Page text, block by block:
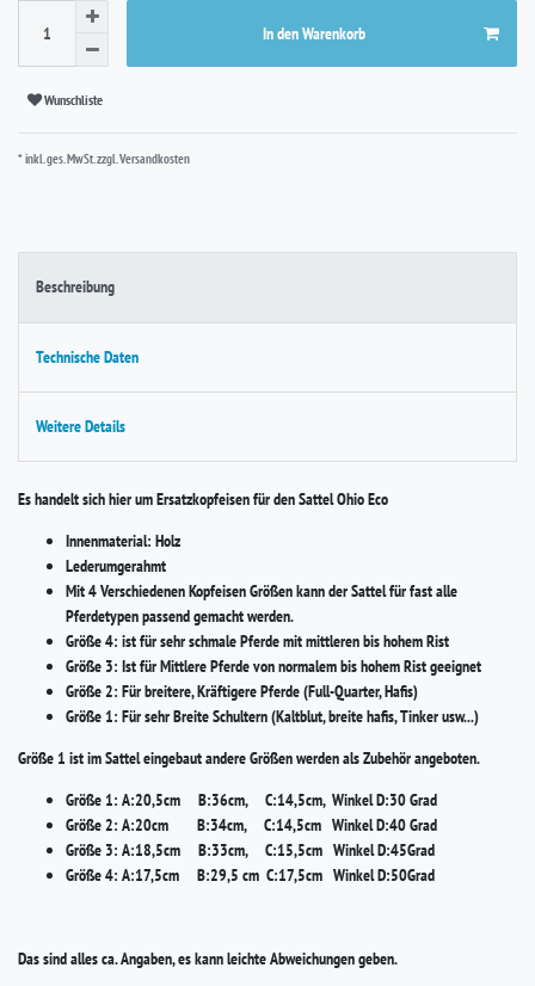
In den Warenkorb
Wunschliste
* inkl. ges. MwSt. zzgl.Versandkosten
Beschreibung
Technische Daten
Weitere Details
Es handelt sich hier um Ersatzkopfeisen für den Sattel Ohio Eco
Innenmaterial: Holz
Lederumgerahmt
Mit 4 Verschiedenen Kopfeisen Größen kann der Sattel für fast alle
Pferdetypen passend gemacht werden.
Größe 4: ist für sehr schmale Pferde mit mittleren bis hohem Rist
Größe 3: Ist für Mittlere Pferde von normalem bis hohem Rist geeignet
Größe 2: Für breitere, Kräftigere Pferde (Full-Quarter, Hafis)
Größe 1: Für sehr Breite Schultern (Kaltblut, breite hafis, Tinker usw...)
Größe 1 ist im Sattel eingebaut andere Größen werden als Zubehör angeboten.
Größe 1: A:20,5cm B:36cm, C:14,5cm, Winkel D:30 Grad
Größe 2: A:20cm B:34cm, C:14,5cm Winkel D:40 Grad
Größe 3: A:18,5cm B:33cm, C:15,5cm Winkel D:45Grad
Größe 4: A:17,5cm B:29,5 cm C:17,5cm Winkel D:50Grad
Das sind alles ca. Angaben, es kann leichte Abweichungen geben.